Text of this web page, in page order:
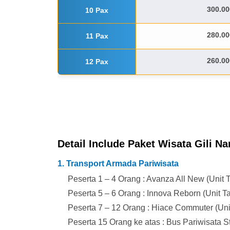
10 Pax
11 Pax
12 Pax
Detail Include Paket Wisata Gili
1. Transport Armada Pariwisata
Peserta 1 – 4 Orang : Avanza All New (Unit
Peserta 5 – 6 Orang : Innova Reborn (Unit
Peserta 7 – 12 Orang : Hiace Commuter
Peserta 15 Orang ke atas : Bus Pariwisata